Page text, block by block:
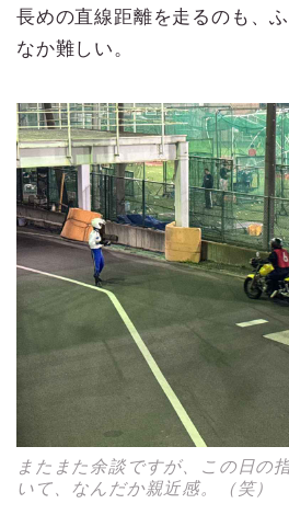
長めの直線距離を走るのも、
なか難しい。
またまた余談ですが、この日の
いて、なんだか親近感。（笑）